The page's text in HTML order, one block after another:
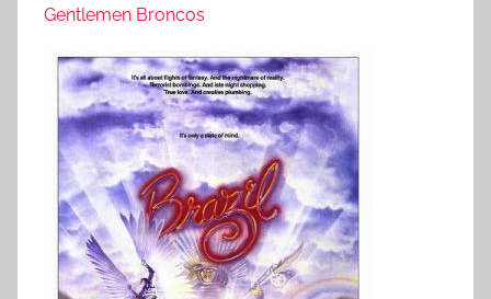
Gentlemen Broncos